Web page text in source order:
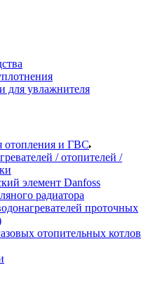
для увлажнителя
отопления и ГВС
/ отопителей /
элемент Danfoss
радиатора
проточных
отопительных котлов